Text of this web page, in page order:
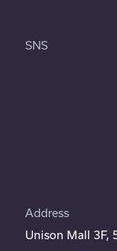
SNS
Address
Unison Mall 3F,